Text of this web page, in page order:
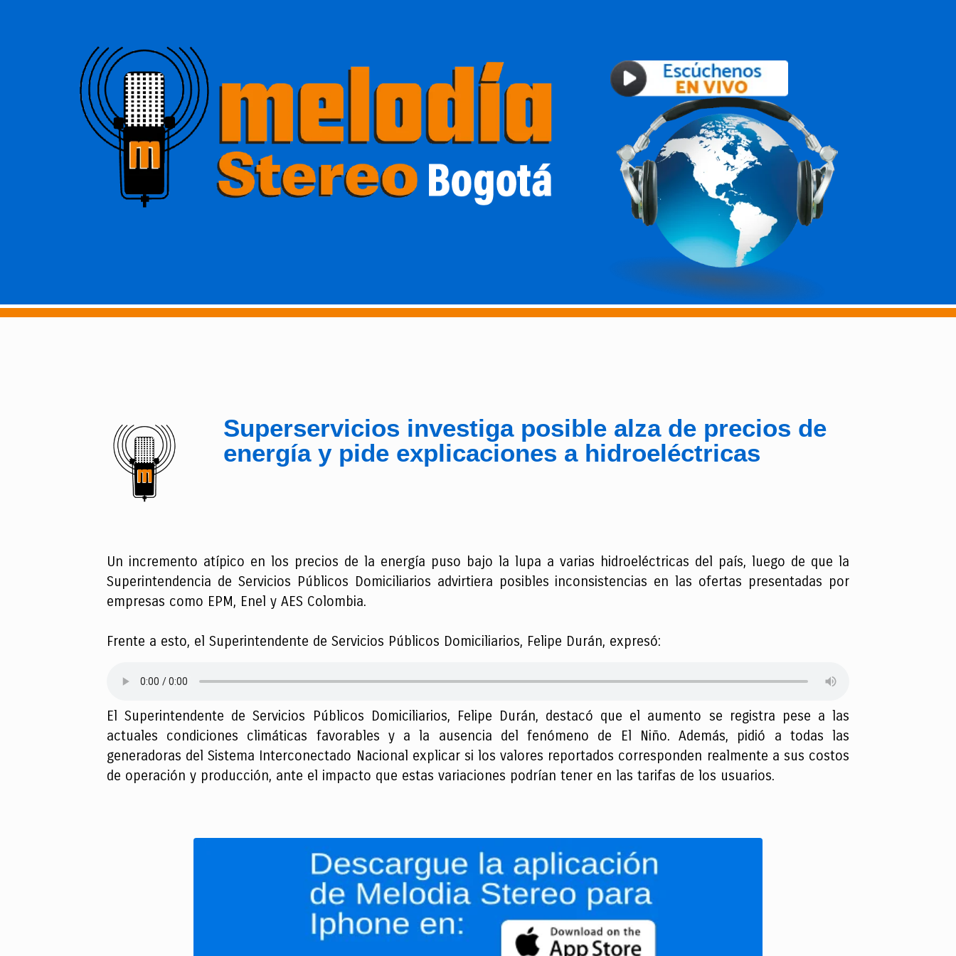
Superservicios investiga posible alza de precios de
energía y pide explicaciones a hidroeléctricas
Un incremento atípico en los precios de la energía puso bajo la lupa a varias hidroeléctricas del país, luego de que la
Superintendencia de Servicios Públicos Domiciliarios advirtiera posibles inconsistencias en las ofertas presentadas por
empresas como EPM, Enel y AES Colombia.
Frente a esto, el Superintendente de Servicios Públicos Domiciliarios, Felipe Durán, expresó:
El Superintendente de Servicios Públicos Domiciliarios, Felipe Durán, destacó que el aumento se registra pese a las
actuales condiciones climáticas favorables y a la ausencia del fenómeno de El Niño. Además, pidió a todas las
generadoras del Sistema Interconectado Nacional explicar si los valores reportados corresponden realmente a sus costos
de operación y producción, ante el impacto que estas variaciones podrían tener en las tarifas de los usuarios.